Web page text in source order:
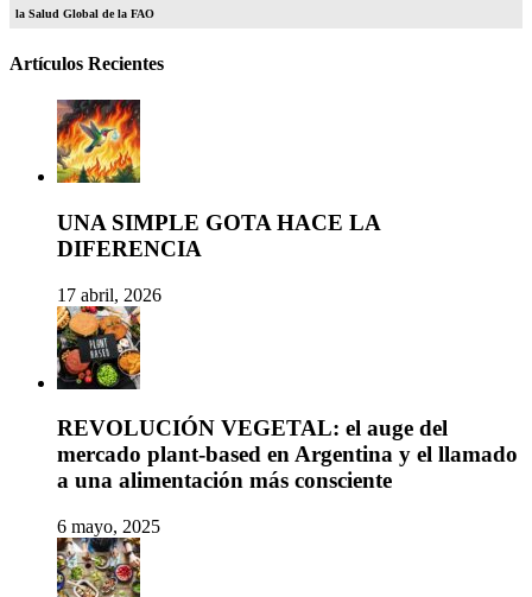
la Salud Global de la FAO
Artículos Recientes
UNA SIMPLE GOTA HACE LA
DIFERENCIA
17 abril, 2026
REVOLUCIÓN VEGETAL: el auge del
mercado plant-based en Argentina y el llamado
a una alimentación más consciente
6 mayo, 2025